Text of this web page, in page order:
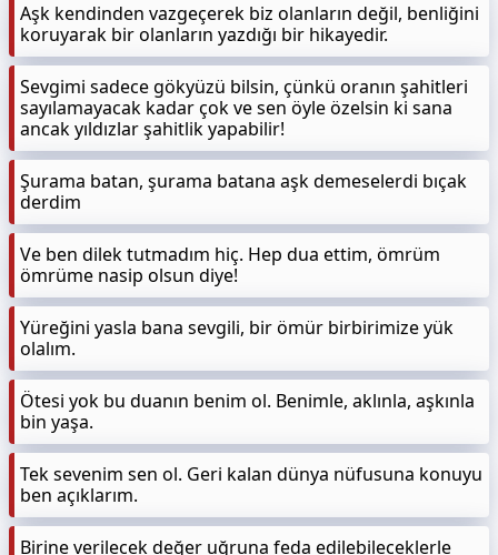
Aşk kendinden vazgeçerek biz olanların değil, benliğini
koruyarak bir olanların yazdığı bir hikayedir.
Sevgimi sadece gökyüzü bilsin, çünkü oranın şahitleri
sayılamayacak kadar çok ve sen öyle özelsin ki sana
ancak yıldızlar şahitlik yapabilir!
Şurama batan, şurama batana aşk demeselerdi bıçak
derdim
Ve ben dilek tutmadım hiç. Hep dua ettim, ömrüm
ömrüme nasip olsun diye!
Yüreğini yasla bana sevgili, bir ömür birbirimize yük
olalım.
Ötesi yok bu duanın benim ol. Benimle, aklınla, aşkınla
bin yaşa.
Tek sevenim sen ol. Geri kalan dünya nüfusuna konuyu
ben açıklarım.
Birine verilecek değer uğruna feda edilebileceklerle